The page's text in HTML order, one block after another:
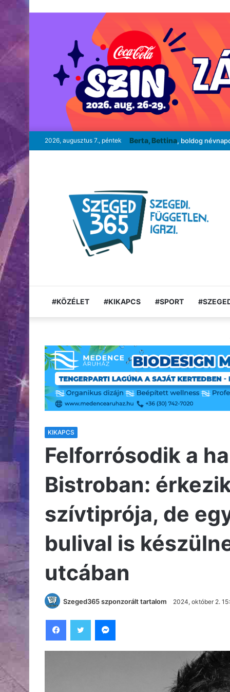
2026, augusztus 7., péntek Berta, Bettina, boldog
#KÖZÉLET #KIKAPCS #SPORT
KIKAPCS
Felforrósodik a
Bistroban:
szívtiprója, de
bulival is
utcában
Szeged365 szponzorált tartalom 2024, október 2.